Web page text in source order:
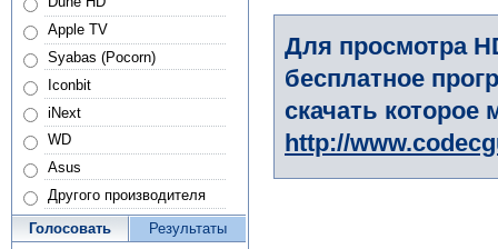
Для просмотра
бесплатное
скачать
http://
Apple TV
Syabas (Pocorn)
Iconbit
iNext
WD
Asus
Другого производителя
Голосовать Результаты